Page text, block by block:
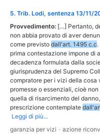
5. Trib. Lodi, sentenza 13/11/
Provvedimento: […] Pertanto,
non abbia provato di aver
come previsto dall'art. 1495 c.c
prima contestazione impone di
decadenza formulata dalla
giurisprudenza del Supremo
compratore per i vizi della cosa
promesse o essenziali, cioè
quella di risarcimento del
prescrizione contemplate
Leggi di più...
garanzia per vizi · azione